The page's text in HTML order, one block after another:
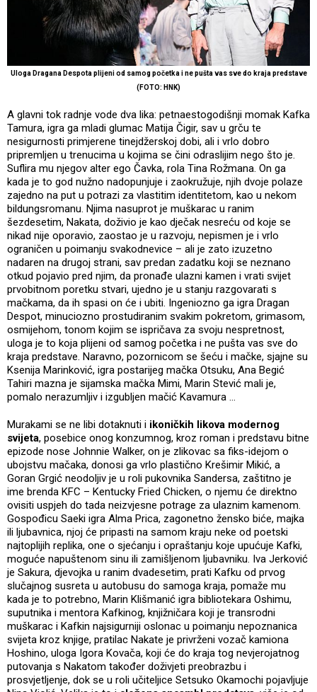
Uloga Dragana Despota plijeni od samog početka i ne pušta vas sve do kraja predstave
(FOTO: HNK)
A glavni tok radnje vode dva lika: petnaestogodišnji momak Kafka
Tamura, igra ga mladi glumac Matija Čigir, sav u grču te
nesigurnosti primjerene tinejdžerskoj dobi, ali i vrlo dobro
pripremljen u trenucima u kojima se čini odraslijim nego što je.
Suflira mu njegov alter ego Čavka, rola Tina Rožmana. On ga
kada je to god nužno nadopunjuje i zaokružuje, njih dvoje polaze
zajedno na put u potrazi za vlastitim identitetom, kao u nekom
bildungsromanu. Njima nasuprot je muškarac u ranim
šezdesetim, Nakata, doživio je kao dječak nesreću od koje se
nikad nije oporavio, zaostao je u razvoju, nepismen je i vrlo
ograničen u poimanju svakodnevice – ali je zato izuzetno
nadaren na drugoj strani, sav predan zadatku koji se neznano
otkud pojavio pred njim, da pronađe ulazni kamen i vrati svijet
prvobitnom poretku stvari, ujedno je u stanju razgovarati s
mačkama, da ih spasi on će i ubiti. Ingeniozno ga igra Dragan
Despot, minuciozno prostudiranim svakim pokretom, grimasom,
osmijehom, tonom kojim se ispričava za svoju nespretnost,
uloga je to koja plijeni od samog početka i ne pušta vas sve do
kraja predstave. Naravno, pozornicom se šeću i mačke, sjajne su
Ksenija Marinković, igra postarijeg mačka Otsuku, Ana Begić
Tahiri mazna je sijamska mačka Mimi, Marin Stević mali je,
pomalo nerazumljiv i izgubljen mačić Kavamura …
Murakami se ne libi dotaknuti i ikoničkih likova modernog
svijeta, posebice onog konzumnog, kroz roman i predstavu bitne
epizode nose Johnnie Walker, on je zlikovac sa fiks-idejom o
ubojstvu mačaka, donosi ga vrlo plastično Krešimir Mikić, a
Goran Grgić neodoljiv je u roli pukovnika Sandersa, zaštitno je
ime brenda KFC – Kentucky Fried Chicken, o njemu će direktno
ovisiti uspjeh do tada neizvjesne potrage za ulaznim kamenom.
Gospođicu Saeki igra Alma Prica, zagonetno žensko biće, majka
ili ljubavnica, njoj će pripasti na samom kraju neke od poetski
najtoplijih replika, one o sjećanju i opraštanju koje upućuje Kafki,
moguće napuštenom sinu ili zamišljenom ljubavniku. Iva Jerković
je Sakura, djevojka u ranim dvadesetim, prati Kafku od prvog
slučajnog susreta u autobusu do samoga kraja, pomaže mu
kada je to potrebno, Marin Klišmanić igra bibliotekara Oshimu,
suputnika i mentora Kafkinog, knjižničara koji je transrodni
muškarac i Kafkin najsigurniji oslonac u poimanju nepoznanica
svijeta kroz knjige, pratilac Nakate je privrženi vozač kamiona
Hoshino, uloga Igora Kovača, koji će do kraja tog nevjerojatnog
putovanja s Nakatom također doživjeti preobrazbu i
prosvjetljenje, dok se u roli učiteljice Setsuko Okamochi pojavljuje